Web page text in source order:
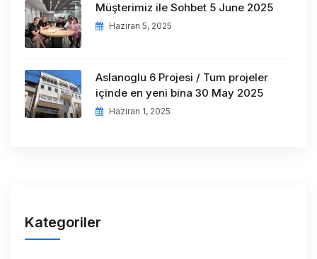
Müşterimiz ile Sohbet 5 June 2025
Haziran 5, 2025
Aslanoglu 6 Projesi / Tum projeler
içinde en yeni bina 30 May 2025
Haziran 1, 2025
Kategoriler